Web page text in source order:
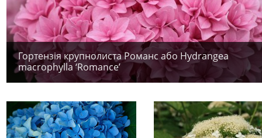
Гортензія крупнолиста Романс або Hydrangea
macrophylla ‘Romance’